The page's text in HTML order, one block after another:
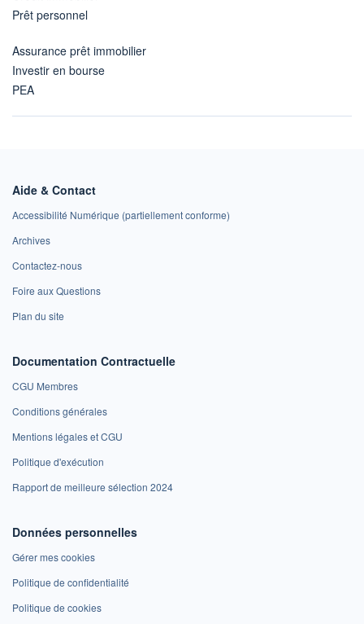
Prêt personnel
Assurance prêt immobilier
Investir en bourse
PEA
Aide & Contact
Accessibilité Numérique (partiellement conforme)
Archives
Contactez-nous
Foire aux Questions
Plan du site
Documentation Contractuelle
CGU Membres
Conditions générales
Mentions légales et CGU
Politique d'exécution
Rapport de meilleure sélection 2024
Données personnelles
Gérer mes cookies
Politique de confidentialité
Politique de cookies